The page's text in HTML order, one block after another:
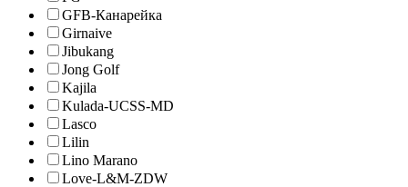
GFB-Канарейка
Girnaive
Jibukang
Jong Golf
Kajila
Kulada-UCSS-MD
Lasco
Lilin
Lino Marano
Love-L&M-ZDW